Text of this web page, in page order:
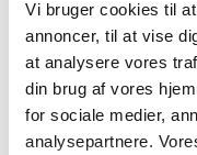
Vi bruger cookies til
annoncer, til at vise
at analysere vores
din brug af vores
for sociale medier,
analysepartnere.